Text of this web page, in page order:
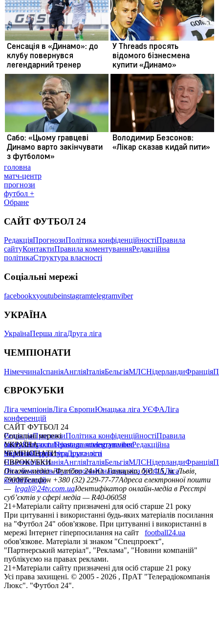
головна
матч-центр
прогнози
футбол +
Обране
САЙТ ФУТБОЛ 24
РедакціяПрогнозиПолітика конфіденційностіПравила
сайтуКонтактиПравила коментуванняРедакційна
політикаСтруктура власності
Соціальні мережі
facebookxyoutubeinstagramtelegramviber
УКРАЇНА
УкраїнаПерша лігаДруга ліга
ЧЕМПІОНАТИ
НімеччинаІспаніяАнгліяІталіяБельгіяМЛСНідерландиФранція
ЄВРОКУБКИ
Ліга чемпіонівЛіга ЄвропиЮнацька ліга УЄФАЛіга
конференцій
САЙТ ФУТБОЛ 24
РедакціяПрогнозиПолітика конфіденційностіПравила
сайтуКонтактиПравила коментуванняРедакційна
політикаСтруктура власності
Соціальні мережі
facebookxyoutubeinstagramtelegramviber
УКРАЇНА
УкраїнаПерша лігаДруга ліга
ЧЕМПІОНАТИ
НімеччинаІспаніяАнгліяІталіяБельгіяМЛСНідерландиФранція
ЄВРОКУБКИ
Ліга чемпіонівЛіга ЄвропиЮнацька ліга УЄФАЛіга
конференцій
Онлайн-медіа «Футбол 24»пл. Галицька, буд. 15, м. Львів,
79008Телефон +380 (32) 229-77-77Адреса електронної пошти
— legal@24tv.com.uaІдентифікатор онлайн-медіа в Реєстрі
суб’єктів у сфері медіа — R40-06058
21+Матеріали сайту призначені для осіб старше 21 року
При цитуванні і використанні будь-яких матеріалів посилання
на "Футбол 24" обов'язкове. При цитуванні і використанні в
мережі Інтернет гіперпосилання на сайт
football24.ua
обов'язкове. Матеріали зі знаком "Спецпроект",
"Партнерський матеріал", "Реклама", "Новини компаній"
публікуємо на правах реклами.
21+Матеріали сайту призначені для осіб старше 21 року
Усi права захищенi. © 2005 - 2026 , ПрАТ "Телерадіокомпанія
Люкс". "Футбол 24".